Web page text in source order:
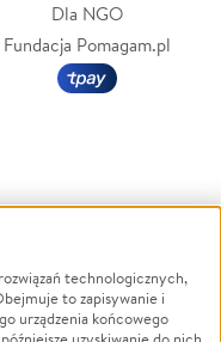
Dla NGO
Fundacja Pomagam.pl
Powódź
Wichura
technologicznych,
to zapisywanie i
urządzenia końcowego